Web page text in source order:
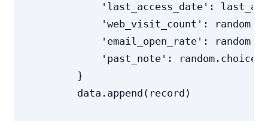
'last_access_date':
'web_visit_count':
'email_open_rate':
'past_note':
        }
        data.append(record)